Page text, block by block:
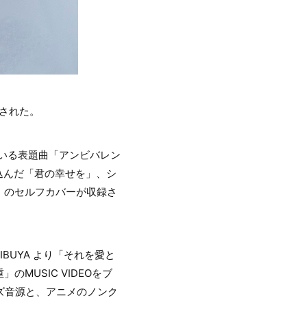
れた。
る表題曲「アンビバレン
だ「君の幸せを」、シ
セルフカバーが収録さ
より「それを愛と
のMUSIC VIDEOをブ
源と、アニメのノンク